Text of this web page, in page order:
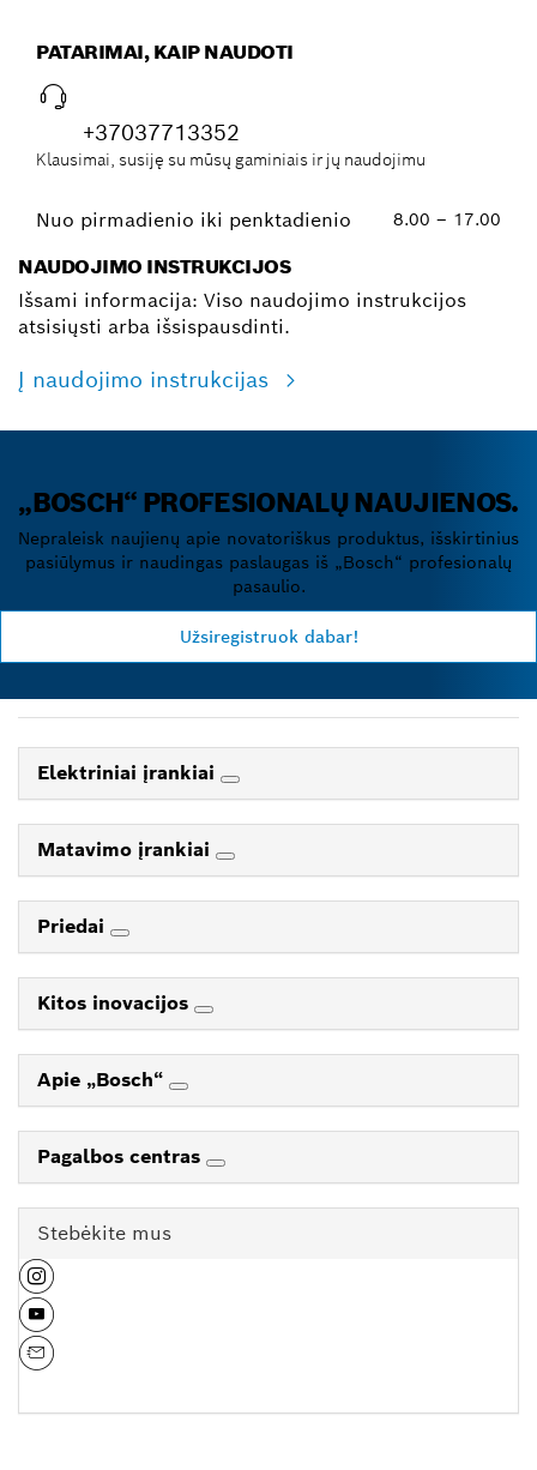
PATARIMAI, KAIP NAUDOTI
+37037713352
Klausimai, susiję su mūsų gaminiais ir jų naudojimu
Nuo pirmadienio iki penktadienio 8.00 – 17.00
NAUDOJIMO INSTRUKCIJOS
Išsami informacija: Viso naudojimo instrukcijos
atsisiųsti arba išsispausdinti.
Į naudojimo instrukcijas
„BOSCH“ PROFESIONALŲ NAUJIENOS.
Nepraleisk naujienų apie novatoriškus produktus, išskirtinius
pasiūlymus ir naudingas paslaugas iš „Bosch“ profesionalų
pasaulio.
Užsiregistruok dabar!
Elektriniai įrankiai
Matavimo įrankiai
Priedai
Kitos inovacijos
Apie „Bosch“
Pagalbos centras
Stebėkite mus